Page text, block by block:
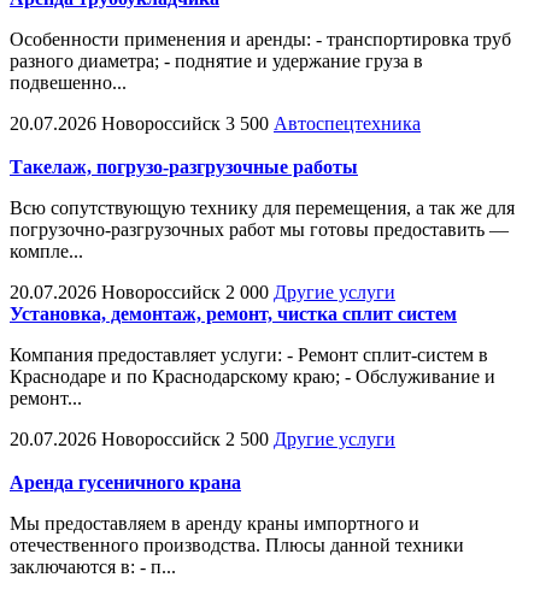
Особенности применения и аренды: - транспортировка труб
разного диаметра; - поднятие и удержание груза в
подвешенно...
20.07.2026 Новороссийск 3 500 Автоспецтехника
Такелаж, погрузо-разгрузочные работы
Всю сопутствующую технику для перемещения, а так же для
погрузочно-разгрузочных работ мы готовы предоставить —
компле...
20.07.2026 Новороссийск 2 000 Другие услуги
Установка, демонтаж, ремонт, чистка сплит систем
Компания предоставляет услуги: - Ремонт сплит-систем в
Краснодаре и по Краснодарскому краю; - Обслуживание и
ремонт...
20.07.2026 Новороссийск 2 500 Другие услуги
Аренда гусеничного крана
Мы предоставляем в аренду краны импортного и
отечественного производства. Плюсы данной техники
заключаются в: - п...